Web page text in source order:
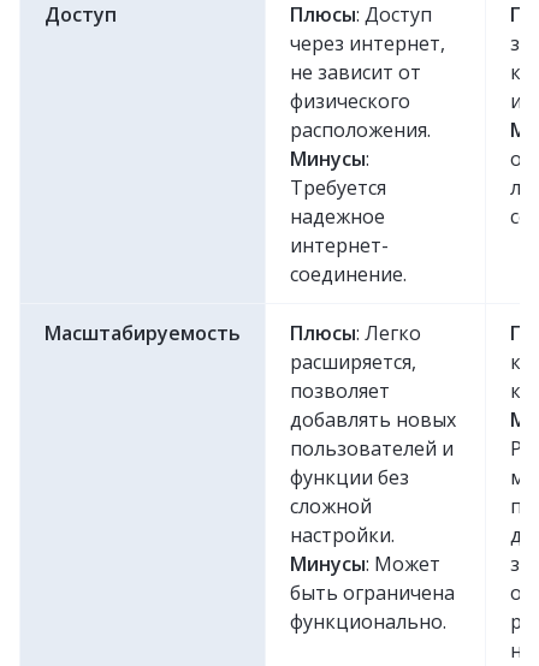
Доступ Плюсы: Доступ
через интернет,
не зависит от
физического
расположения.
Минусы:
Требуется
надежное
интернет-
соединение.
Масштабируемость Плюсы: Легко
расширяется,
позволяет
добавлять новых
пользователей и
функции без
сложной
настройки.
Минусы: Может
быть ограничена
функционально.